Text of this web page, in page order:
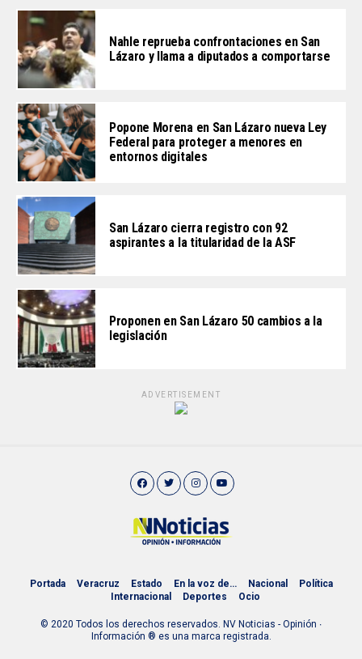
Nahle reprueba confrontaciones en San
Lázaro y llama a diputados a comportarse
Popone Morena en San Lázaro nueva Ley
Federal para proteger a menores en
entornos digitales
San Lázaro cierra registro con 92
aspirantes a la titularidad de la ASF
Proponen en San Lázaro 50 cambios a la
legislación
ADVERTISEMENT
Portada Veracruz Estado En la voz de… Nacional
Política
Internacional
Deportes Ocio
© 2020 Todos los derechos reservados. NV Noticias - Opinión ∙
Información ® es una marca registrada.